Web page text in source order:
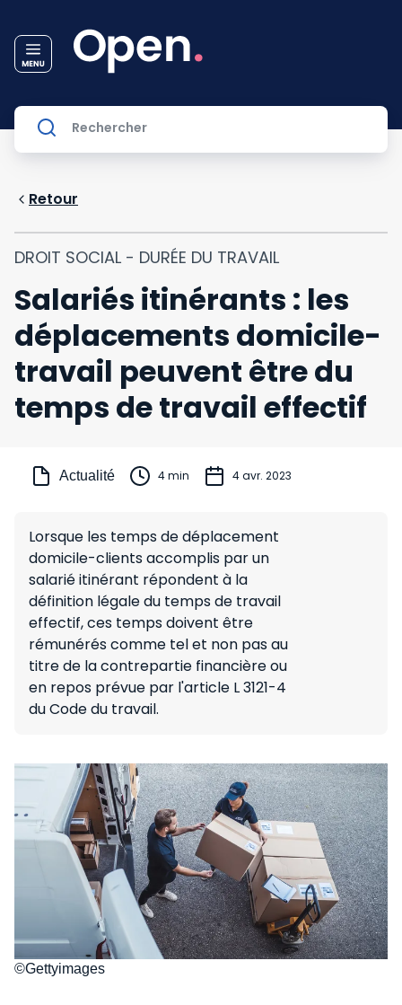
Retour
DROIT SOCIAL - DURÉE DU TRAVAIL
Salariés itinérants : les
déplacements domicile-
travail peuvent être du
temps de travail effectif
Actualité 4 min 4 avr. 2023
Lorsque les temps de déplacement
domicile-clients accomplis par un
salarié itinérant répondent à la
définition légale du temps de travail
effectif, ces temps doivent être
rémunérés comme tel et non pas au
titre de la contrepartie financière ou
en repos prévue par l'article L 3121-4
du Code du travail.
©Gettyimages